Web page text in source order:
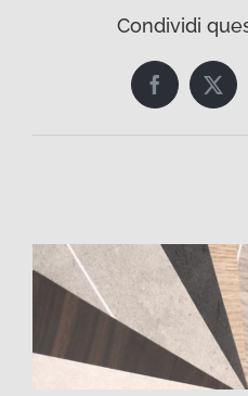
Condividi
Facebook